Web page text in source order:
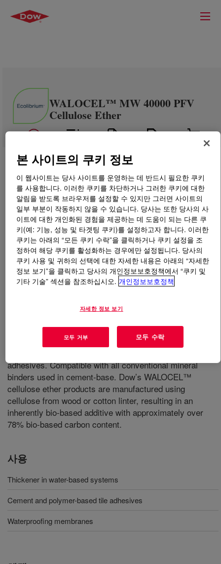
WALOCEL™ MW 40000 PFV
Cellulose Ether
무엇입니까WALOCEL™ MW 40000 PFV Cellulose
Ether?
A hydroxyethyl methyl cellulose with a delayed solubility
designed for use as a thickener for water-based
adhesives. Compatible with all conventional mineral
binders used in cement-base. Dow’s WALOCEL™
cellulose ether products are manufactured using
cellulose from wood or cotton linter, resulting in an
inherently bio-based additive with approximately over
78% bio-based carbon content.
사용
Thickener in water-based systems
Cement and polymer-based tile adhesives
Waterproofing membranes
본 사이트의 쿠키 정보
이 웹사이트는 당사 사이트를 운영하는 데 반드시 필요한 쿠키
를 사용합니다. 이러한 쿠키를 차단하거나 그러한 쿠키에 대한
알림을 받도록 브라우저를 설정할 수 있지만 그러면 사이트의
일부 부분이 작동하지 않을 수 있습니다. 당사는 또한 당사의 사
이트에 대한 개인화된 경험을 제공하는 데 도움이 되는 다른 쿠
키(예: 기능, 성능 및 타겟팅 쿠키)를 설정하고자 합니다. 이러한
쿠키는 아래의 “모든 쿠키 수락”을 클릭하거나 쿠키 설정을 조
정하여 해당 쿠키를 활성화하는 경우에만 설정됩니다. 당사의
쿠키 사용 및 귀하의 선택에 대한 자세한 내용은 아래의 “자세한
정보 보기”을 클릭하고 당사의 개인정보보호정책에서 “쿠키 및
기타 기술” 섹션을 참조하십시오. 개인정보보호정책
자세한 정보 보기
모두 거부 모두 수락